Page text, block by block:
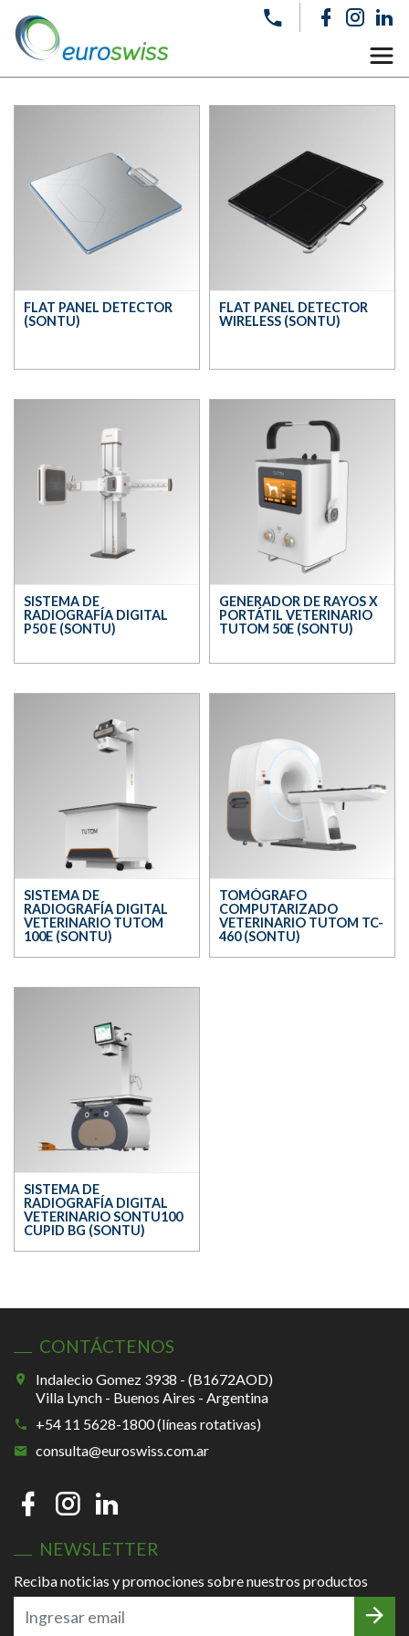
FLAT PANEL DETECTOR
(SONTU)
FLAT PANEL DETECTOR
WIRELESS (SONTU)
SISTEMA DE
RADIOGRAFÍA DIGITAL
P50 E (SONTU)
GENERADOR DE RAYOS X
PORTÁTIL VETERINARIO
TUTOM 50E (SONTU)
SISTEMA DE
RADIOGRAFÍA DIGITAL
VETERINARIO TUTOM
100E (SONTU)
TOMÓGRAFO
COMPUTARIZADO
VETERINARIO TUTOM TC-
460 (SONTU)
SISTEMA DE
RADIOGRAFÍA DIGITAL
VETERINARIO SONTU100
CUPID BG (SONTU)
CONTÁCTENOS
Indalecio Gomez 3938 - (B1672AOD)
Villa Lynch - Buenos Aires - Argentina
+54 11 5628-1800 (líneas rotativas)
consulta@euroswiss.com.ar
NEWSLETTER
Reciba noticias y promociones sobre nuestros productos